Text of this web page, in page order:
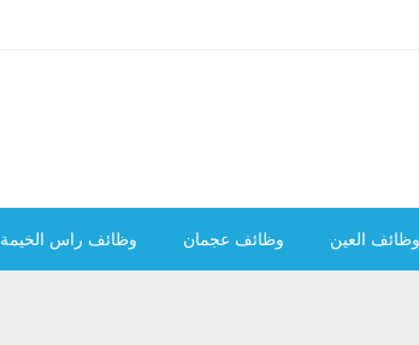
وظائف العين وظائف عجمان وظائف راس الخيمة